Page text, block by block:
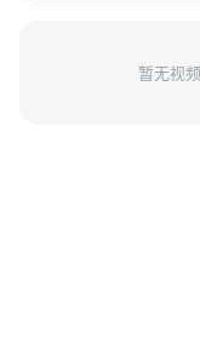
暂无视